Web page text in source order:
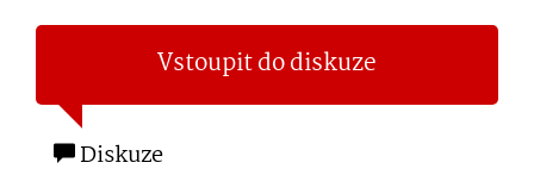
Vstoupit do diskuze
Diskuze